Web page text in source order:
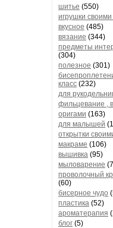
шитье (550)
игрушки своими
вкусное (485)
вязание (344)
предметы
(304)
полезное (301)
класс (232)
для
фильцевание ,
оригами (163)
для малышей
открытки
макраме (106)
вышивка (95)
мыловарение
проволочный
(60)
бисерное чудо
пластика (52)
ароматерапия
блог (5)